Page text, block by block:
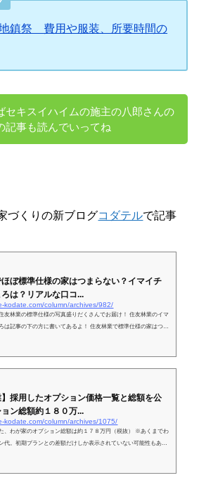
鎮祭 費用や服装、所要時間の
セキスイハイムの施主の八郎さんの
記事も読んでいってね
づくりの新ブログコダテルで記事
ぼ標準仕様の家はつまらない？イマイチ
は？リアルな口コ...
kodate.com/column/archives/982/
業の標準仕様の写真盛りだくさんでお届け！ 住友林業のイマ
下の方に書いてあるよ！ 住友林業で標準仕様の家はつま
】採用したオプション価格一覧と総額を公
ン総額約１８０万...
kodate.com/column/archives/1075/
わが家のオプション総額は約１７８万円（税抜） ※あくまでわ
代。初期プランとの差額だけしか表示されていない可能性もある